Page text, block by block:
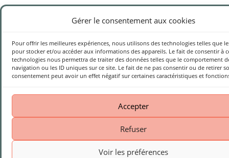
Gérer le consentement aux cookies
Pour offrir les meilleures expériences, nous utilisons des technologies telles que
pour stocker et/ou accéder aux informations des appareils. Le fait de consentir à
technologies nous permettra de traiter des données telles que le comportement
navigation ou les ID uniques sur ce site. Le fait de ne pas consentir ou de retirer
consentement peut avoir un effet négatif sur certaines caractéristiques et
Accepter
Refuser
Voir les préférences